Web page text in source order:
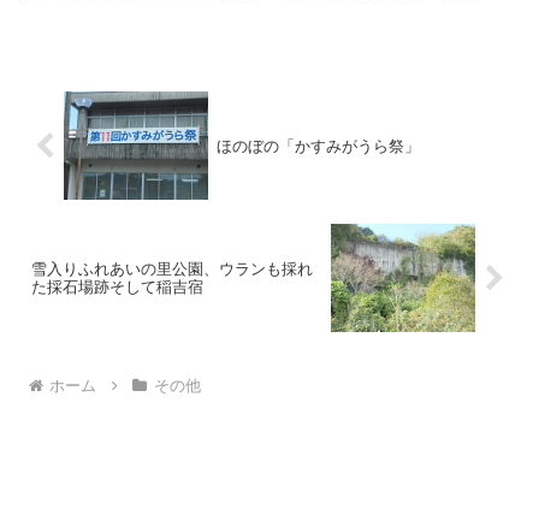
ほのぼの「かすみがうら祭」
雪入りふれあいの里公園、ウランも採れ
た採石場跡そして稲吉宿
ホーム その他